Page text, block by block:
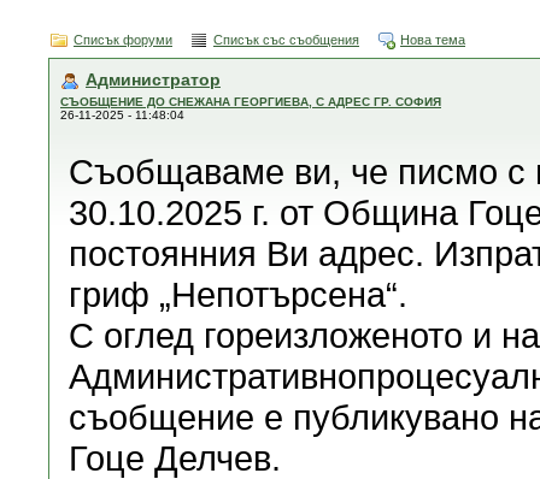
Списък форуми Списък със съобщения Нова тема
Администратор
СЪОБЩЕНИЕ ДО СНЕЖАНА ГЕОРГИЕВА, С АДРЕС ГР. СОФИЯ
26-11-2025 - 11:48:04
Съобщаваме ви, че писмо с
30.10.2025 г. от Община
постоянния Ви адрес.
гриф „Непотърсена“.
С оглед гореизложеното и
съобщение е публикувано
Гоце Делчев.